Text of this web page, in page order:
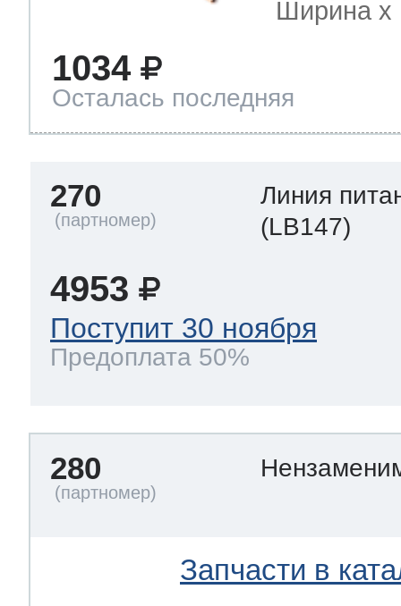
Ширина х
1034
Осталась последняя
270
Линия
(LB147)
4953
Поступит 30 ноября
Предоплата 50%
280
Запчасти в